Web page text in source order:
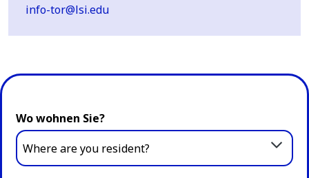
info-tor@lsi.edu
Wo wohnen Sie?
Where are you resident?